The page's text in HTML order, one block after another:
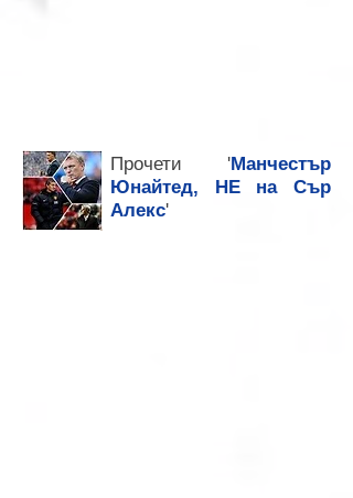
Прочети 'Манчестър
Юнайтед, НЕ на Сър
Алекс'